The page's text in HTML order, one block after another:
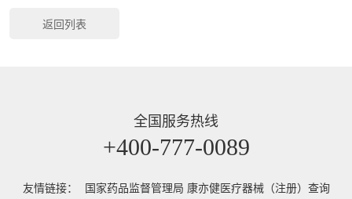
返回列表
全国服务热线
+400-777-0089
友情链接： 国家药品监督管理局 康亦健医疗器械（注册）查询